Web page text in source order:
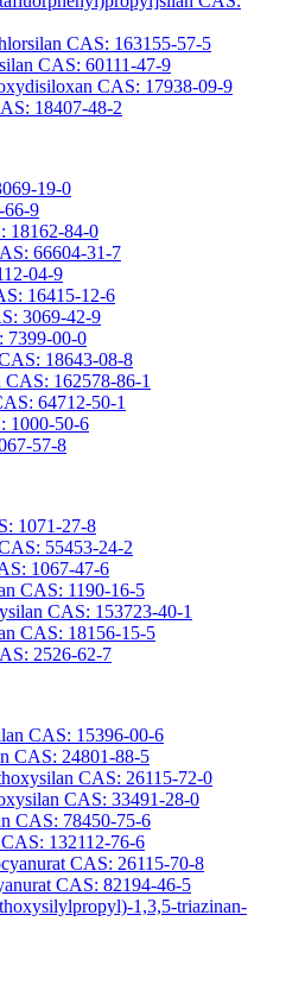
CAS: 163155-57-5
CAS: 60111-47-9
CAS: 17938-09-9
18407-48-2
19-0
66-9
18162-84-0
66604-31-7
04-9
16415-12-6
3069-42-9
7399-00-0
18643-08-8
162578-86-1
64712-50-1
1000-50-6
57-8
1071-27-8
55453-24-2
1067-47-6
CAS: 1190-16-5
CAS: 153723-40-1
CAS: 18156-15-5
2526-62-7
CAS: 15396-00-6
CAS: 24801-88-5
CAS: 26115-72-0
CAS: 33491-28-0
CAS: 78450-75-6
132112-76-6
CAS: 26115-70-8
CAS: 82194-46-5
1,3,5-triazinan-